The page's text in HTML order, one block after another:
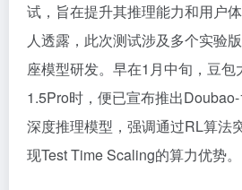
试，旨在提升其推理能力和用户
人透露，此次测试涉及多个实验
座模型研发。早在1月中旬，豆
1.5Pro时，便已宣布推出
深度推理模型，强调通过RL算法
现Test Time Scaling的算力优势。